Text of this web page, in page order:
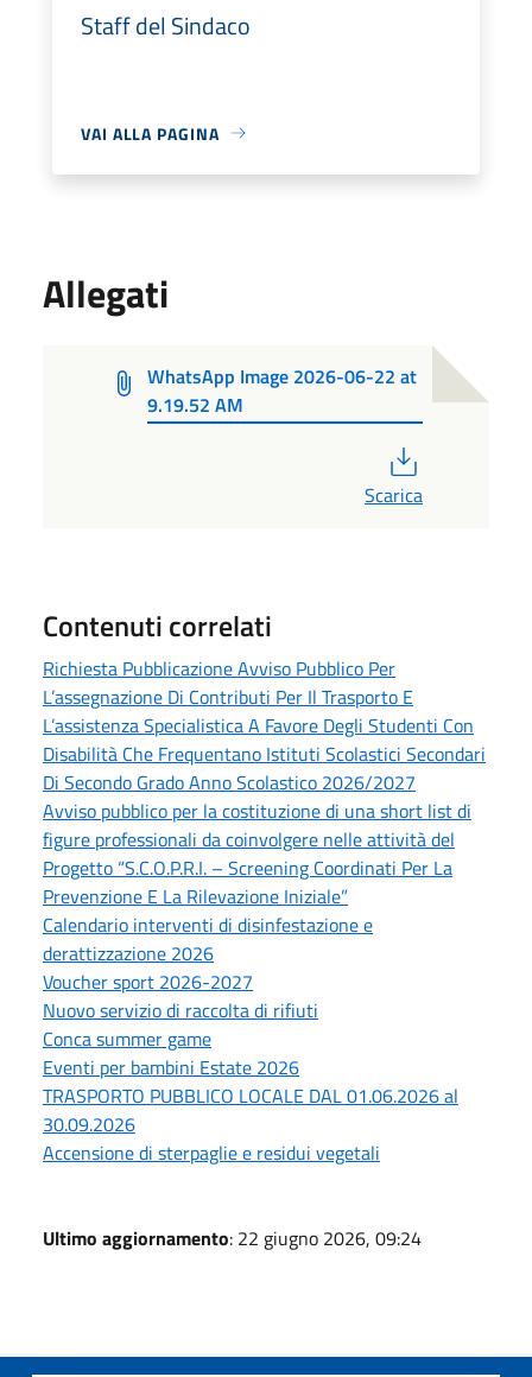
Staff del Sindaco
VAI ALLA PAGINA
Allegati
WhatsApp Image 2026-06-22 at
9.19.52 AM
Scarica
Contenuti correlati
Richiesta Pubblicazione Avviso Pubblico Per
L’assegnazione Di Contributi Per Il Trasporto E
L’assistenza Specialistica A Favore Degli Studenti Con
Disabilità Che Frequentano Istituti Scolastici Secondari
Di Secondo Grado Anno Scolastico 2026/2027
Avviso pubblico per la costituzione di una short list di
figure professionali da coinvolgere nelle attività del
Progetto “S.C.O.P.R.I. – Screening Coordinati Per La
Prevenzione E La Rilevazione Iniziale”
Calendario interventi di disinfestazione e
derattizzazione 2026
Voucher sport 2026-2027
Nuovo servizio di raccolta di rifiuti
Conca summer game
Eventi per bambini Estate 2026
TRASPORTO PUBBLICO LOCALE DAL 01.06.2026 al
30.09.2026
Accensione di sterpaglie e residui vegetali
Ultimo aggiornamento: 22 giugno 2026, 09:24